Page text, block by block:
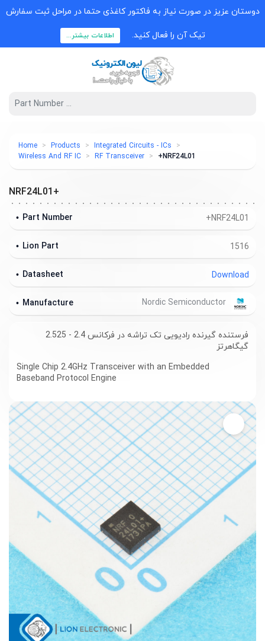
دوستان عزیز در صورت نیاز به فاکتور کاغذی حتما در مراحل ثبت سفارش
تیک آن را فعال کنید. اطلاعات بیشتر...
Home Products
Integrated Circuits - ICs
Wireless And RF IC
RF Transceiver NRF24L01+
NRF24L01+
NRF24L01+
Part Number
1516
Lion Part
Download
Datasheet
Manufacture
فرستنده گیرنده رادیویی تک تراشه در فرکانس 2.4 - 2.525
گیگاهرتز
Single Chip 2.4GHz Transceiver with an Embedded
Baseband Protocol Engine